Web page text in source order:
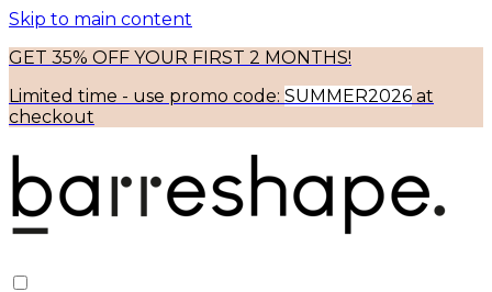
Skip to main content
GET 35% OFF YOUR FIRST 2 MONTHS!
Limited time - use promo code: SUMMER2026 at
checkout